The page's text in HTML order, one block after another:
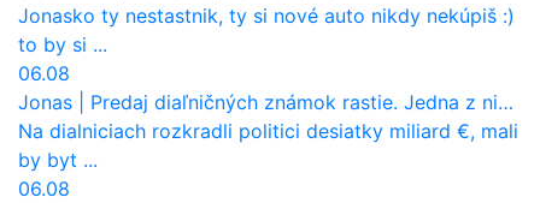
Jonasko ty nestastnik, ty si nové auto nikdy nekúpiš :)
to by si ...
06.08
Jonas
Predaj diaľničných známok rastie. Jedna z nich zaznamenala nečakane výrazný nárast
Na dialniciach rozkradli politici desiatky miliard €, mali
by byt ...
06.08